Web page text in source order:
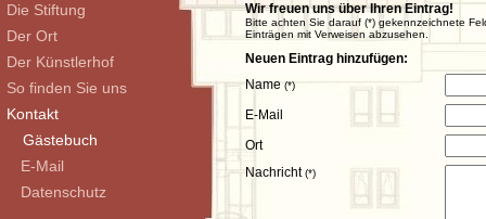
Die Stiftung
Der Ort
Der Künstlerhof
So finden Sie uns
Kontakt
Gästebuch
E-Mail
Datenschutz
Wir freuen uns über Ihren Eintrag!
Bitte achten Sie darauf (*) gekennzeichnete
Einträgen mit Verweisen abzusehen.
Neuen Eintrag hinzufügen:
Name (*)
E-Mail
Ort
Nachricht(*)